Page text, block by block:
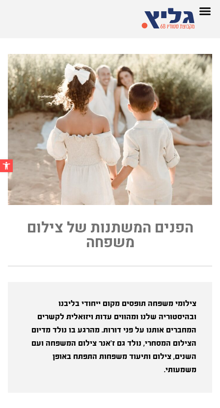
הפנים המשתנות של צילום
משפחה
צילומי משפחה תופסים מקום ייחודי בליבנו
ובהיסטוריה שלנו ומהווים עדות ויזואלית לקשרים
המחברים אותנו על פני דורות. מהרגע בו נולד מדיום
הצילום המסחרי, נולד גם ז'אנר צילום המשפחה ועם
השנים, צילום ותיעוד משפחות התפתח באופן
משמעותי.